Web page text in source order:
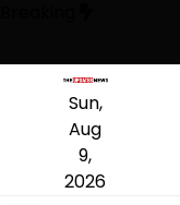
content
Sun,
Aug
9,
2026